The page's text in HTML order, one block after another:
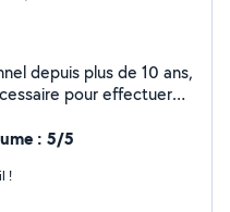
depuis plus de 10 ans,
pour effectuer
faire des forfaits.
le plus possible et
Je suis à votre
: 5/5
Disponible, efficace et de bon conseil !